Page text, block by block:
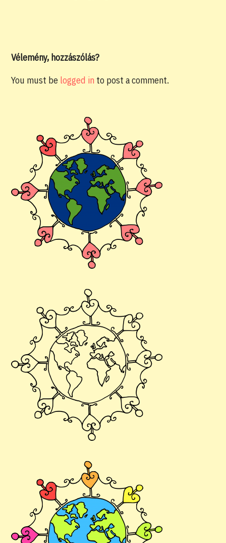
Vélemény, hozzászólás?
You must be logged in to post a comment.